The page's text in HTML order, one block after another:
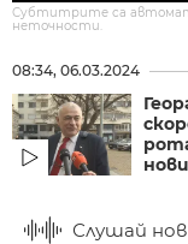
Субтитрите са
неточности.
08:34, 06.03.2024
Слушай